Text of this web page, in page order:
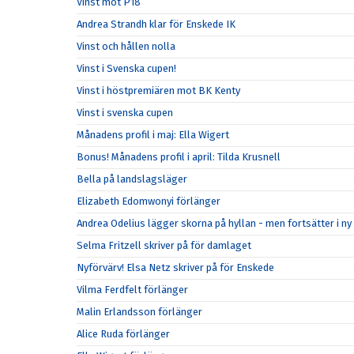
Andrea Strandh klar för Enskede IK
Vinst och hållen nolla
Vinst i Svenska cupen!
Vinst i höstpremiären mot BK Kenty
Vinst i svenska cupen
Månadens profil i maj: Ella Wigert
Bonus! Månadens profil i april: Tilda Krusnell
Bella på landslagsläger
Elizabeth Edomwonyi förlänger
Andrea Odelius lägger skorna på hyllan - men fortsätter i
Selma Fritzell skriver på för damlaget
Nyförvärv! Elsa Netz skriver på för Enskede
Vilma Ferdfelt förlänger
Malin Erlandsson förlänger
Alice Ruda förlänger